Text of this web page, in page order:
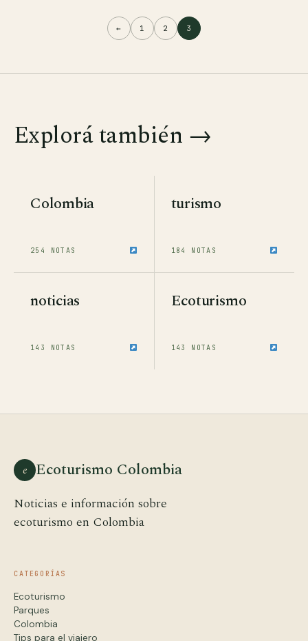
← 1 2 3
Explorá también →
Colombia
254 NOTAS
turismo
184 NOTAS
noticias
143 NOTAS
Ecoturismo
143 NOTAS
e Ecoturismo Colombia
Noticias e información sobre
ecoturismo en Colombia
CATEGORÍAS
Ecoturismo
Parques
Colombia
Tips para el viajero